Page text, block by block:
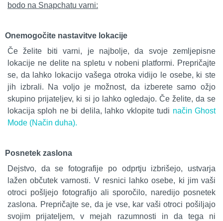
bodo na Snapchatu varni:
Onemogočite nastavitve lokacije
Če želite biti varni, je najbolje, da svoje zemljepisne
lokacije ne delite na spletu v nobeni platformi. Prepričajte
se, da lahko lokacijo vašega otroka vidijo le osebe, ki ste
jih izbrali. Na voljo je možnost, da izberete samo ožjo
skupino prijateljev, ki si jo lahko ogledajo. Če želite, da se
lokacija sploh ne bi delila, lahko vklopite tudi način Ghost
Mode (Način duha).
Posnetek zaslona
Dejstvo, da se fotografije po odprtju izbrišejo, ustvarja
lažen občutek varnosti. V resnici lahko osebe, ki jim vaši
otroci pošljejo fotografijo ali sporočilo, naredijo posnetek
zaslona. Prepričajte se, da je vse, kar vaši otroci pošiljajo
svojim prijateljem, v mejah razumnosti in da tega ni